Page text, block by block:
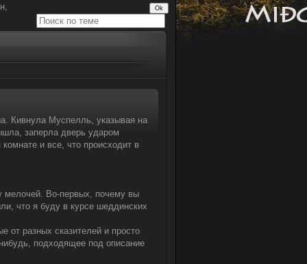
Кивнула Муспелль, указывая на
заперла дверь ударом
и все, что происходит в
мелочей. Во-первых, почему вы
что я буду в курсе шеддинских
от разных сказителей и просто
подходящее под описание